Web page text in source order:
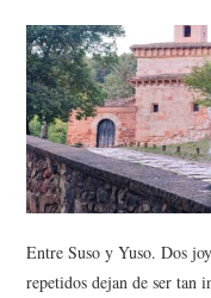
Entre Suso y Yuso. Dos
repetidos dejan de ser tan